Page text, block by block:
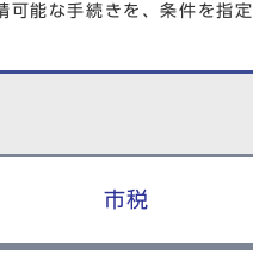
可能な手続きを、条件を指定
市税